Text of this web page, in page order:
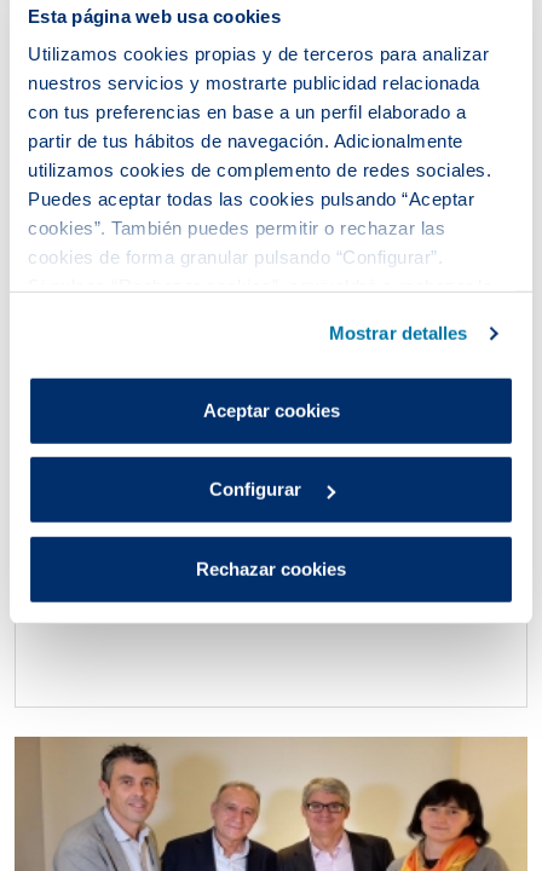
Esta página web usa cookies
Utilizamos cookies propias y de terceros para analizar
nuestros servicios y mostrarte publicidad relacionada
con tus preferencias en base a un perfil elaborado a
partir de tus hábitos de navegación. Adicionalmente
utilizamos cookies de complemento de redes sociales.
Puedes aceptar todas las cookies pulsando “Aceptar
cookies”. También puedes permitir o rechazar las
cookies de forma granular pulsando “Configurar”.
son indispensables para que el sitio web funcione y que
por tanto no se pueden desactivar.
Puedes consultar más información en nuestra
Mostrar detalles
Aceptar cookies
Configurar
Rechazar cookies
Rafinha, Javi López y Carla
Suárez apadrinan la II edición
de la carrera "Barcelona en
Marcha Contra el Cáncer"
Catalunya contra el Cáncer de Barcelona se celebra
el domingo 2 de diciembre.